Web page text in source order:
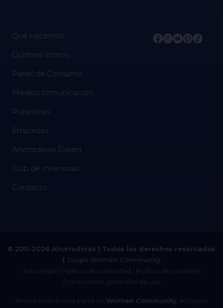
Qué hacemos
Quiénes somos
Panel de Consumo
Medios comunicación
Ponencias
Empresas
Ahorradoras Expert
Club de Inversoras
Contacto
© 2011-2026 Ahorradoras | Todos los derechos reservados
| Grupo Women Community
Aviso legal
Política de privacidad Política de cookies
Condiciones generales de uso
Ahorradoras forma parte de Women Community , el mayor